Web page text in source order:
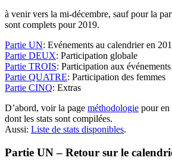
à venir vers la mi-décembre, sauf pour la
sont complets pour 2019.
Partie UN: Evénements au calendrier en
Partie DEUX: Participation globale
Partie TROIS: Participation aux
Partie QUATRE: Participation des femmes
Partie CINQ: Extras
D’abord, voir la page méthodologie pour en
dont les stats sont compilées.
Aussi: Liste de stats disponibles.
Partie UN – Retour sur le